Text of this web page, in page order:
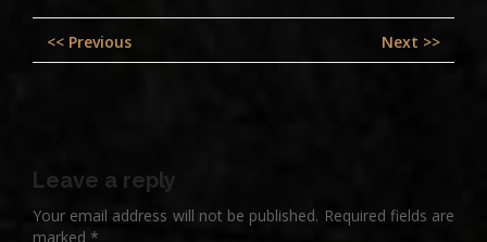
Post
navigation
<< Previous Next >>
Leave a reply
Your email address will not be published. Required fields are
marked *